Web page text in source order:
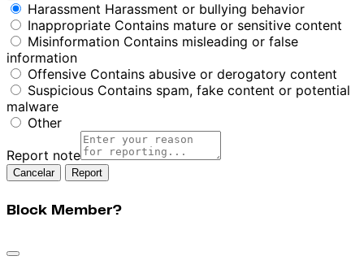
Harassment Harassment or bullying behavior
Inappropriate Contains mature or sensitive content
Misinformation Contains misleading or false
information
Offensive Contains abusive or derogatory content
Suspicious Contains spam, fake content or potential
malware
Other
Report note
Report
Block Member?